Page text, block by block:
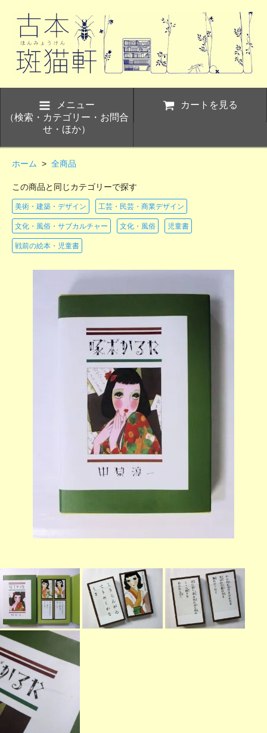
メニュー
（検索・カテゴリー・お問合
せ・ほか）
カートを見る
ホーム > 全商品
この商品と同じカテゴリーで探す
美術・建築・デザイン 工芸・民芸・商業デザイン
文化・風俗・サブカルチャー 文化・風俗 児童書
戦前の絵本・児童書